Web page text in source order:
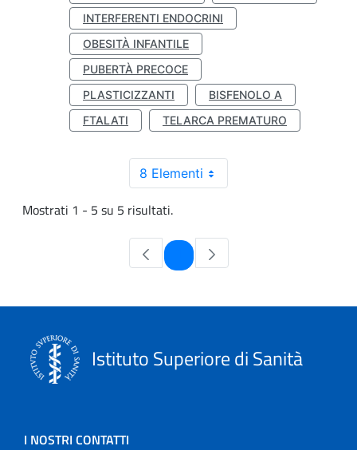
INTERFERENTI ENDOCRINI
OBESITÀ INFANTILE
PUBERTÀ PRECOCE
PLASTICIZZANTI
BISFENOLO A
FTALATI
TELARCA PREMATURO
8 Elementi
Mostrati 1 - 5 su 5 risultati.
Pagina
Istituto Superiore di Sanità
I NOSTRI CONTATTI